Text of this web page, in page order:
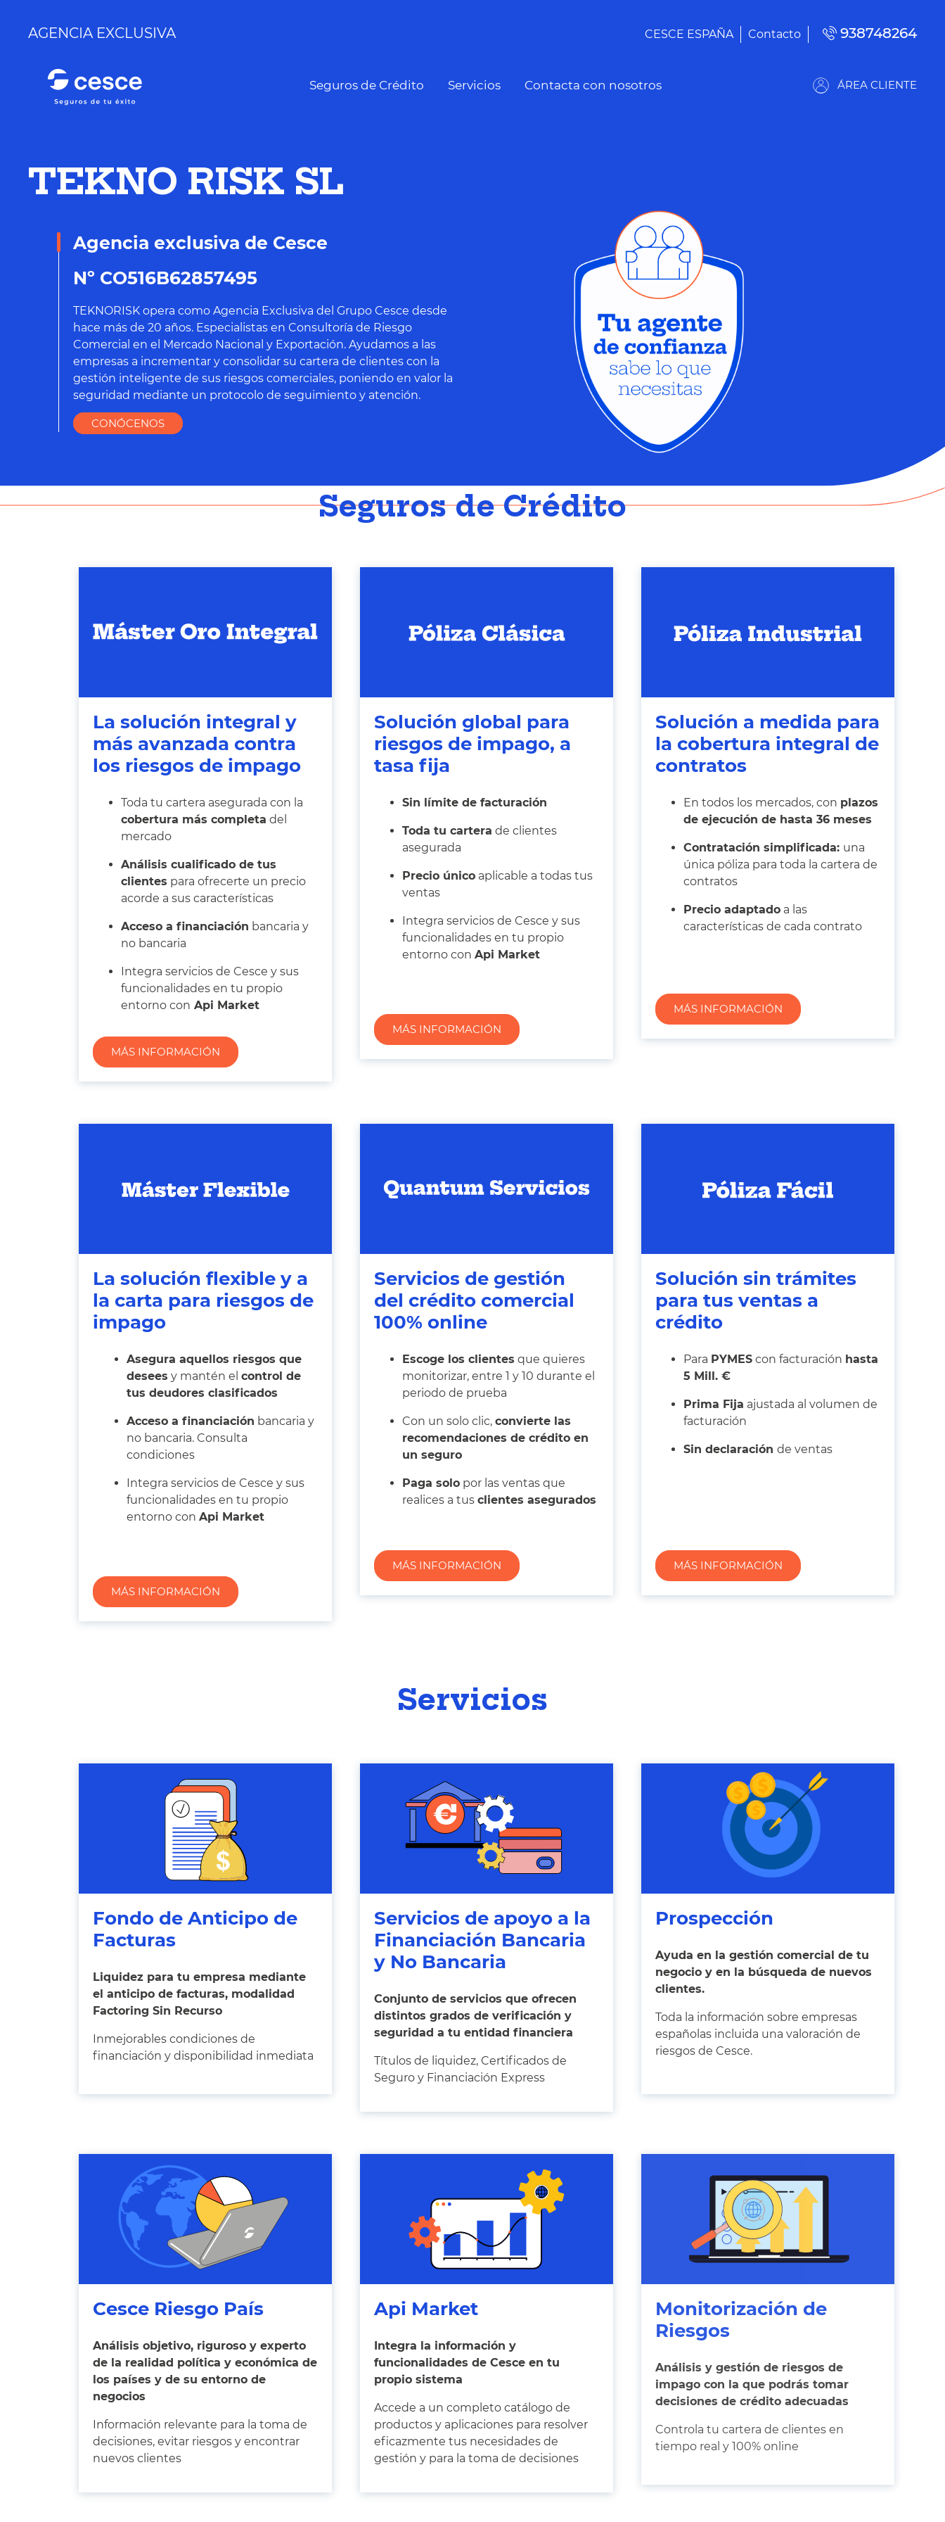
AGENCIA EXCLUSIVA CESCE ESPAÑA Contacto 938748264
Seguros de Crédito Servicios Contacta con nosotros ÁREA CLIENTE
TEKNO RISK SL
Agencia exclusiva de Cesce
Nº CO516B62857495
TEKNORISK opera como Agencia Exclusiva del Grupo Cesce desde
hace más de 20 años. Especialistas en Consultoría de Riesgo
Comercial en el Mercado Nacional y Exportación. Ayudamos a las
empresas a incrementar y consolidar su cartera de clientes con la
gestión inteligente de sus riesgos comerciales, poniendo en valor la
seguridad mediante un protocolo de seguimiento y atención.
CONÓCENOS
Seguros de Crédito
La solución integral y
más avanzada contra
los riesgos de impago
Toda tu cartera asegurada con la
cobertura más completa del
mercado
Análisis cualificado de tus
clientes para ofrecerte un precio
acorde a sus características
Acceso a financiación bancaria y
no bancaria
Integra servicios de Cesce y sus
funcionalidades en tu propio
entorno con Api Market
MÁS INFORMACIÓN
Solución global para
riesgos de impago, a
tasa fija
Sin límite de facturación
Toda tu cartera de clientes
asegurada
Precio único aplicable a todas tus
ventas
Integra servicios de Cesce y sus
funcionalidades en tu propio
entorno con Api Market
MÁS INFORMACIÓN
Solución a medida para
la cobertura integral de
contratos
En todos los mercados, con plazos
de ejecución de hasta 36 meses
Contratación simplificada: una
única póliza para toda la cartera de
contratos
Precio adaptado a las
características de cada contrato
MÁS INFORMACIÓN
La solución flexible y a
la carta para riesgos de
impago
Asegura aquellos riesgos que
desees y mantén el control de
tus deudores clasificados
Acceso a financiación bancaria y
no bancaria. Consulta
condiciones
Integra servicios de Cesce y sus
funcionalidades en tu propio
entorno con Api Market
MÁS INFORMACIÓN
Servicios de gestión
del crédito comercial
100% online
Escoge los clientes que quieres
monitorizar, entre 1 y 10 durante el
periodo de prueba
Con un solo clic, convierte las
recomendaciones de crédito en
un seguro
Paga solo por las ventas que
realices a tus clientes asegurados
MÁS INFORMACIÓN
Solución sin trámites
para tus ventas a
crédito
Para PYMES con facturación hasta
5 Mill. €
Prima Fija ajustada al volumen de
facturación
Sin declaración de ventas
MÁS INFORMACIÓN
Servicios
Fondo de Anticipo de
Facturas
Liquidez para tu empresa mediante
el anticipo de facturas, modalidad
Factoring Sin Recurso
Inmejorables condiciones de
financiación y disponibilidad inmediata
Servicios de apoyo a la
Financiación Bancaria
y No Bancaria
Conjunto de servicios que ofrecen
distintos grados de verificación y
seguridad a tu entidad financiera
Títulos de liquidez, Certificados de
Seguro y Financiación Express
Prospección
Ayuda en la gestión comercial de tu
negocio y en la búsqueda de nuevos
clientes.
Toda la información sobre empresas
españolas incluida una valoración de
riesgos de Cesce.
Cesce Riesgo País
Análisis objetivo, riguroso y experto
de la realidad política y económica de
los países y de su entorno de
negocios
Información relevante para la toma de
decisiones, evitar riesgos y encontrar
nuevos clientes
Api Market
Integra la información y
funcionalidades de Cesce en tu
propio sistema
Accede a un completo catálogo de
productos y aplicaciones para resolver
eficazmente tus necesidades de
gestión y para la toma de decisiones
Monitorización de
Riesgos
Análisis y gestión de riesgos de
impago con la que podrás tomar
decisiones de crédito adecuadas
Controla tu cartera de clientes en
tiempo real y 100% online